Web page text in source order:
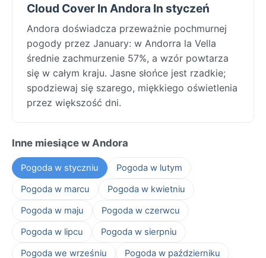
Cloud Cover In Andora In styczeń
Andora doświadcza przeważnie pochmurnej
pogody przez January: w Andorra la Vella
średnie zachmurzenie 57%, a wzór powtarza
się w całym kraju. Jasne słońce jest rzadkie;
spodziewaj się szarego, miękkiego oświetlenia
przez większość dni.
Inne miesiące w Andora
Pogoda w styczniu
Pogoda w lutym
Pogoda w marcu
Pogoda w kwietniu
Pogoda w maju
Pogoda w czerwcu
Pogoda w lipcu
Pogoda w sierpniu
Pogoda we wrześniu
Pogoda w październiku